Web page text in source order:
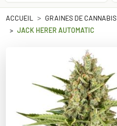
ACCUEIL GRAINES DE CANNABIS
JACK HERER AUTOMATIC